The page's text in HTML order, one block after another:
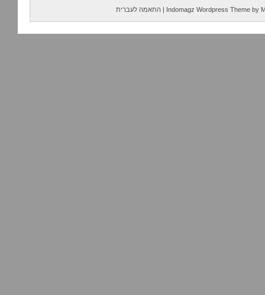
Indomagz Wordpress Theme by
| התאמה לעברית